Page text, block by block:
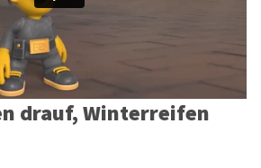
drauf, Winterreifen